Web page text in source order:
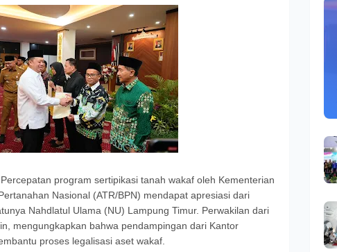
program sertipikasi tanah wakaf oleh Kementerian
Nasional (ATR/BPN) mendapat apresiasi dari
Nahdlatul Ulama (NU) Lampung Timur. Perwakilan dari
mengungkapkan bahwa pendampingan dari Kantor
proses legalisasi aset wakaf.